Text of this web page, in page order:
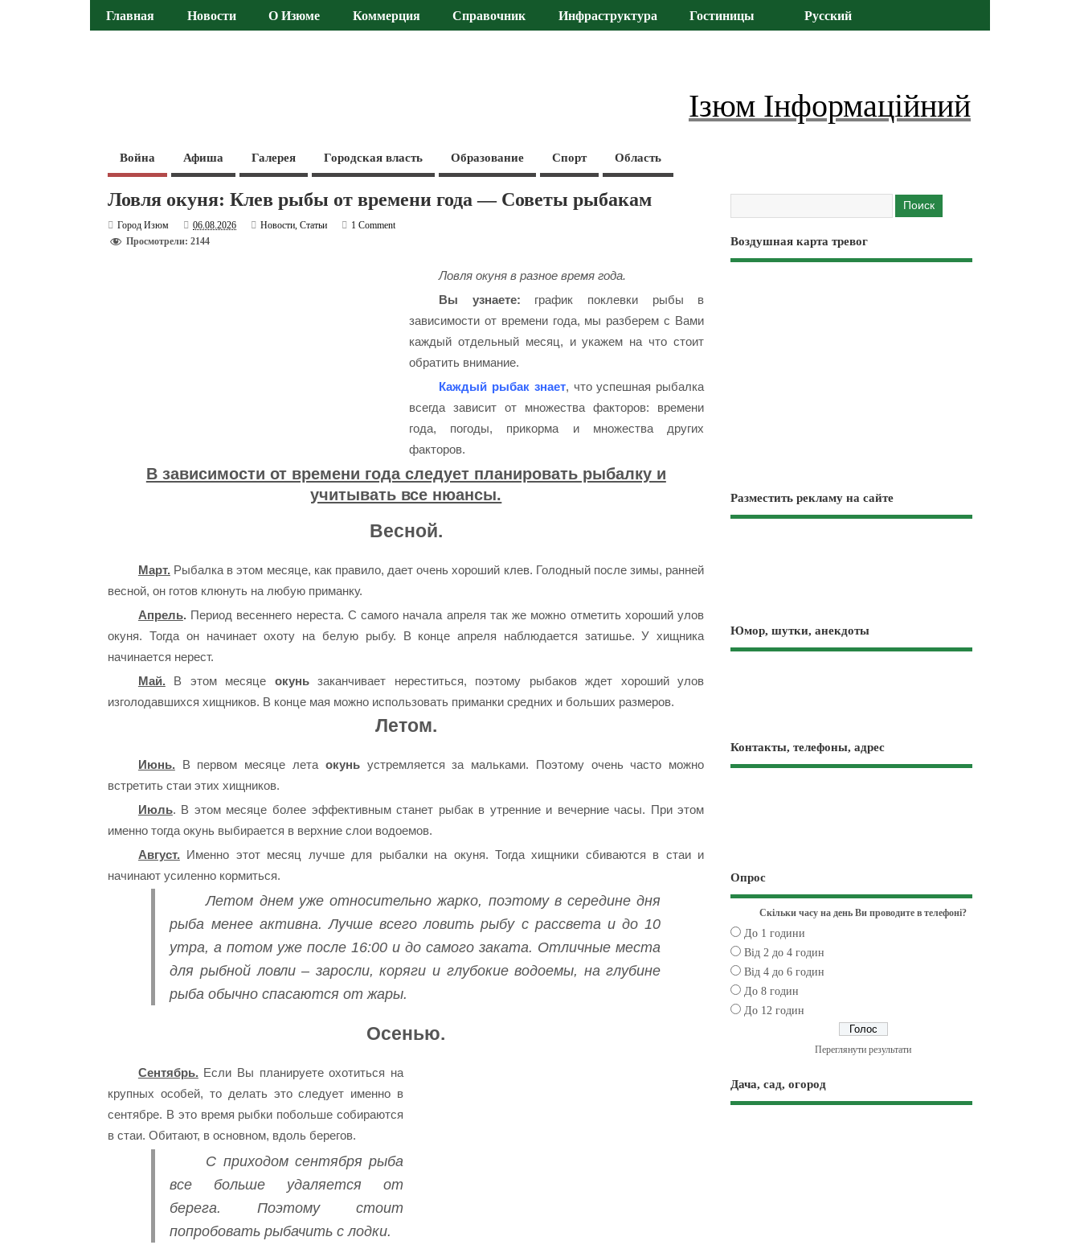
Главная Новости О Изюме Коммерция Справочник Инфраструктура Гостиницы Русский
Ізюм Інформаційний
Война Афиша Галерея Городская власть Образование Спорт Область
Ловля окуня: Клев рыбы от времени года — Советы рыбакам
Город Изюм 06.08.2026 Новости,Статьи
1 Comment
Просмотрели: 2144
Ловля окуня в разное время года.
Вы узнаете: график поклевки рыбы в
зависимости от времени года, мы разберем с Вами
каждый отдельный месяц, и укажем на что стоит
обратить внимание.
Каждый рыбак знает, что успешная рыбалка
всегда зависит от множества факторов: времени
года, погоды, прикорма и множества других
факторов.
В зависимости от времени года следует планировать рыбалку и
учитывать все нюансы.
Весной.
Март.Рыбалка в этом месяце, как правило, дает очень хороший клев. Голодный после зимы, ранней
весной, он готов клюнуть на любую приманку.
Апрель.Период весеннего нереста. С самого начала апреля так же можно отметить хороший улов
окуня. Тогда он начинает охоту на белую рыбу. В конце апреля наблюдается затишье. У хищника
начинается нерест.
Май.В этом месяце окуньзаканчивает нереститься, поэтому рыбаков ждет хороший улов
изголодавшихся хищников. В конце мая можно использовать приманки средних и больших размеров.
Летом.
Июнь.В первом месяце лета окуньустремляется за мальками. Поэтому очень часто можно
встретить стаи этих хищников.
Июль. В этом месяце более эффективным станет рыбак в утренние и вечерние часы. При этом
именно тогда окунь выбирается в верхние слои водоемов.
Август.Именно этот месяц лучше для рыбалки на окуня. Тогда хищники сбиваются в стаи и
начинают усиленно кормиться.
Летом днем уже относительно жарко, поэтому в середине дня
рыба менее активна. Лучше всего ловить рыбу с рассвета и до 10
утра, а потом уже после 16:00 и до самого заката. Отличные места
для рыбной ловли – заросли, коряги и глубокие водоемы, на глубине
рыба обычно спасаются от жары.
Осенью.
Сентябрь.Если Вы планируете охотиться на
крупных особей, то делать это следует именно в
сентябре. В это время рыбки побольше собираются
в стаи. Обитают, в основном, вдоль берегов.
С приходом сентября рыба
все больше удаляется от
берега. Поэтому стоит
попробовать рыбачить с лодки.
Воздушная карта тревог
Разместить рекламу на сайте
Юмор, шутки, анекдоты
Контакты, телефоны, адрес
Опрос
Скільки часу на день Ви проводите в телефоні?
До 1 години
Від 2 до 4 годин
Від 4 до 6 годин
До 8 годин
До 12 годин
Переглянути результати
Дача, сад, огород